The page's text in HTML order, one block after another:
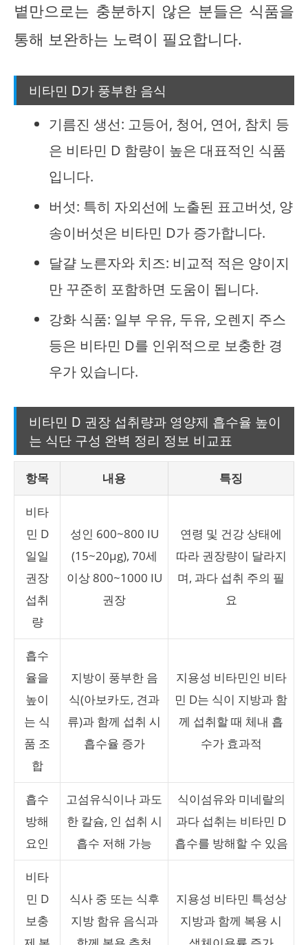
볕만으로는 충분하지 않은 분들은 식품을
통해 보완하는 노력이 필요합니다.
비타민 D가 풍부한 음식
기름진 생선: 고등어, 청어, 연어, 참치 등
은 비타민 D 함량이 높은 대표적인 식품
입니다.
버섯: 특히 자외선에 노출된 표고버섯, 양
송이버섯은 비타민 D가 증가합니다.
달걀 노른자와 치즈: 비교적 적은 양이지
만 꾸준히 포함하면 도움이 됩니다.
강화 식품: 일부 우유, 두유, 오렌지 주스
등은 비타민 D를 인위적으로 보충한 경
우가 있습니다.
비타민 D 권장 섭취량과 영양제 흡수율 높이
는 식단 구성 완벽 정리 정보 비교표
항목 내용 특징
비타
민 D
일일
권장
섭취
량
성인 600~800 IU
(15~20μg), 70세
이상 800~1000 IU
권장
연령 및 건강 상태에
따라 권장량이 달라지
며, 과다 섭취 주의 필
요
흡수
율을
높이
는 식
품 조
합
지방이 풍부한 음
식(아보카도, 견과
류)과 함께 섭취 시
흡수율 증가
지용성 비타민인 비타
민 D는 식이 지방과 함
께 섭취할 때 체내 흡
수가 효과적
흡수
방해
요인
고섬유식이나 과도
한 칼슘, 인 섭취 시
흡수 저해 가능
식이섬유와 미네랄의
과다 섭취는 비타민 D
흡수를 방해할 수 있음
비타
민 D
보충
식사 중 또는 식후
지방 함유 음식과
지용성 비타민 특성상
지방과 함께 복용 시